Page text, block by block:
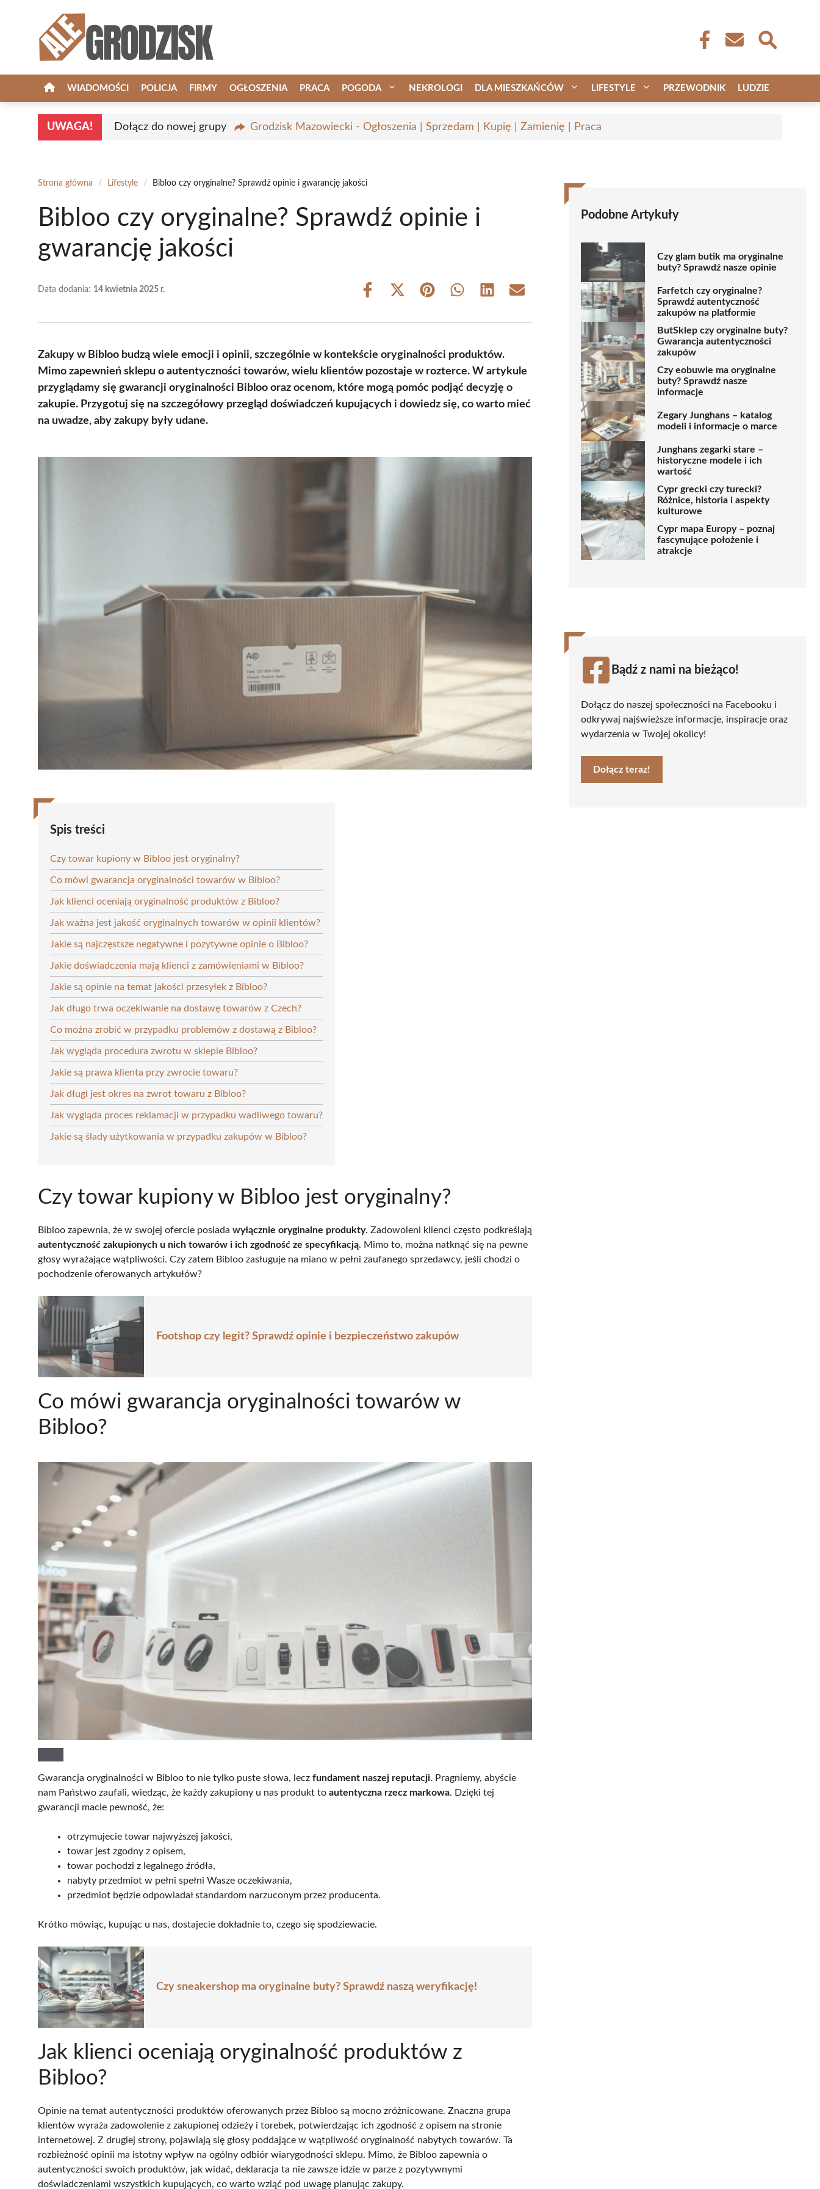
WIADOMOŚCI POLICJA FIRMY OGŁOSZENIA PRACA POGODA NEKROLOGI DLA MIESZKAŃCÓW LIFESTYLE PRZEWODNIK LUDZIE
UWAGA! Dołącz do nowej grupy Grodzisk Mazowiecki - Ogłoszenia | Sprzedam | Kupię | Zamienię | Praca
Strona główna / Lifestyle / Bibloo czy oryginalne? Sprawdź opinie i gwarancję jakości
Bibloo czy oryginalne? Sprawdź opinie i
gwarancję jakości
Data dodania: 14 kwietnia 2025 r.
Share
Share
(Twitter)
Share Share Share Share
Zakupy w Bibloo budzą wiele emocji i opinii, szczególnie w kontekście oryginalności produktów.
Mimo zapewnień sklepu o autentyczności towarów, wielu klientów pozostaje w rozterce. W artykule
przyglądamy się gwarancji oryginalności Bibloo oraz ocenom, które mogą pomóc podjąć decyzję o
zakupie. Przygotuj się na szczegółowy przegląd doświadczeń kupujących i dowiedz się, co warto mieć
na uwadze, aby zakupy były udane.
Spis treści
Czy towar kupiony w Bibloo jest oryginalny?
Co mówi gwarancja oryginalności towarów w Bibloo?
Jak klienci oceniają oryginalność produktów z Bibloo?
Jak ważna jest jakość oryginalnych towarów w opinii klientów?
Jakie są najczęstsze negatywne i pozytywne opinie o Bibloo?
Jakie doświadczenia mają klienci z zamówieniami w Bibloo?
Jakie są opinie na temat jakości przesyłek z Bibloo?
Jak długo trwa oczekiwanie na dostawę towarów z Czech?
Co można zrobić w przypadku problemów z dostawą z Bibloo?
Jak wygląda procedura zwrotu w sklepie Bibloo?
Jakie są prawa klienta przy zwrocie towaru?
Jak długi jest okres na zwrot towaru z Bibloo?
Jak wygląda proces reklamacji w przypadku wadliwego towaru?
Jakie są ślady użytkowania w przypadku zakupów w Bibloo?
Czy towar kupiony w Bibloo jest oryginalny?
Bibloo zapewnia, że w swojej ofercie posiada wyłącznie oryginalne produkty. Zadowoleni klienci często podkreślają
autentyczność zakupionych u nich towarów i ich zgodność ze specyfikacją. Mimo to, można natknąć się na pewne
głosy wyrażające wątpliwości. Czy zatem Bibloo zasługuje na miano w pełni zaufanego sprzedawcy, jeśli chodzi o
pochodzenie oferowanych artykułów?
Footshop czy legit? Sprawdź opinie i bezpieczeństwo zakupów
Co mówi gwarancja oryginalności towarów w
Bibloo?
Gwarancja oryginalności w Bibloo to nie tylko puste słowa, lecz fundament naszej reputacji. Pragniemy, abyście
nam Państwo zaufali, wiedząc, że każdy zakupiony u nas produkt to autentyczna rzecz markowa. Dzięki tej
gwarancji macie pewność, że:
otrzymujecie towar najwyższej jakości,
towar jest zgodny z opisem,
towar pochodzi z legalnego źródła,
nabyty przedmiot w pełni spełni Wasze oczekiwania,
przedmiot będzie odpowiadał standardom narzuconym przez producenta.
Krótko mówiąc, kupując u nas, dostajecie dokładnie to, czego się spodziewacie.
Czy sneakershop ma oryginalne buty? Sprawdź naszą weryfikację!
Jak klienci oceniają oryginalność produktów z
Bibloo?
Opinie na temat autentyczności produktów oferowanych przez Bibloo są mocno zróżnicowane. Znaczna grupa
klientów wyraża zadowolenie z zakupionej odzieży i torebek, potwierdzając ich zgodność z opisem na stronie
internetowej. Z drugiej strony, pojawiają się głosy poddające w wątpliwość oryginalność nabytych towarów. Ta
rozbieżność opinii ma istotny wpływ na ogólny odbiór wiarygodności sklepu. Mimo, że Bibloo zapewnia o
autentyczności swoich produktów, jak widać, deklaracja ta nie zawsze idzie w parze z pozytywnymi
doświadczeniami wszystkich kupujących, co warto wziąć pod uwagę planując zakupy.
Podobne Artykuły
Czy glam butik ma oryginalne
buty? Sprawdź nasze opinie
Farfetch czy oryginalne?
Sprawdź autentyczność
zakupów na platformie
ButSklep czy oryginalne buty?
Gwarancja autentyczności
zakupów
Czy eobuwie ma oryginalne
buty? Sprawdź nasze
informacje
Zegary Junghans – katalog
modeli i informacje o marce
Junghans zegarki stare –
historyczne modele i ich
wartość
Cypr grecki czy turecki?
Różnice, historia i aspekty
kulturowe
Cypr mapa Europy – poznaj
fascynujące położenie i
atrakcje
Bądź z nami na bieżąco!
Dołącz do naszej społeczności na Facebooku i
odkrywaj najświeższe informacje, inspiracje oraz
wydarzenia w Twojej okolicy!
Dołącz teraz!